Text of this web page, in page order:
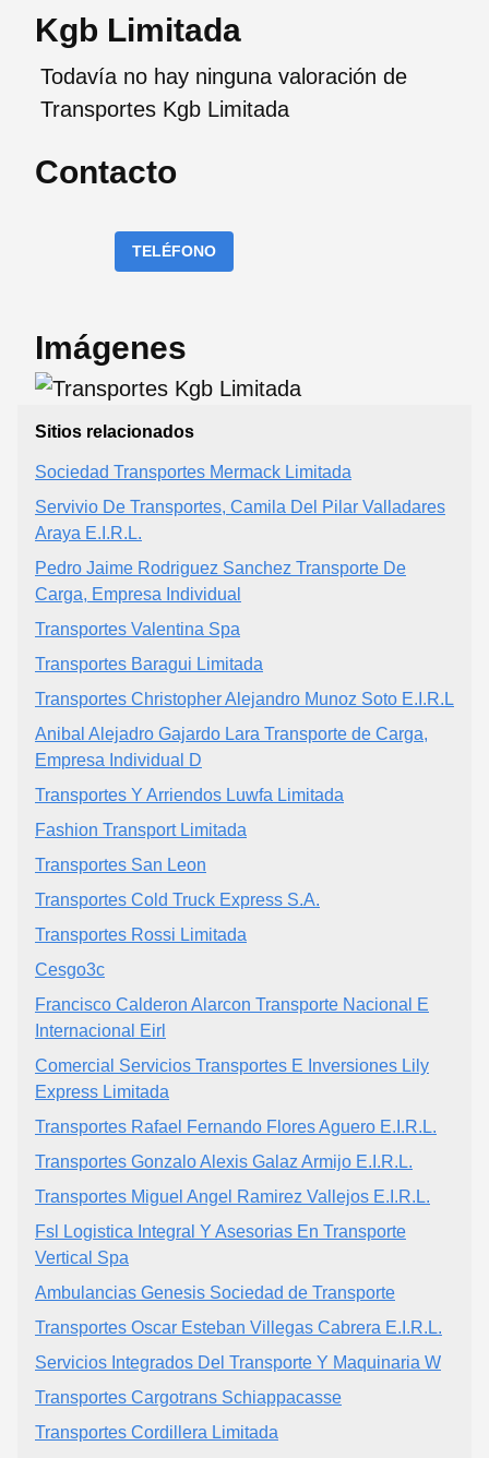
Kgb Limitada
Todavía no hay ninguna valoración de
Transportes Kgb Limitada
Contacto
TELÉFONO
Imágenes
Sitios relacionados
Sociedad Transportes Mermack Limitada
Servivio De Transportes, Camila Del Pilar Valladares
Araya E.I.R.L.
Pedro Jaime Rodriguez Sanchez Transporte De
Carga, Empresa Individual
Transportes Valentina Spa
Transportes Baragui Limitada
Transportes Christopher Alejandro Munoz Soto E.I.R.L
Anibal Alejadro Gajardo Lara Transporte de Carga,
Empresa Individual D
Transportes Y Arriendos Luwfa Limitada
Fashion Transport Limitada
Transportes San Leon
Transportes Cold Truck Express S.A.
Transportes Rossi Limitada
Cesgo3c
Francisco Calderon Alarcon Transporte Nacional E
Internacional Eirl
Comercial Servicios Transportes E Inversiones Lily
Express Limitada
Transportes Rafael Fernando Flores Aguero E.I.R.L.
Transportes Gonzalo Alexis Galaz Armijo E.I.R.L.
Transportes Miguel Angel Ramirez Vallejos E.I.R.L.
Fsl Logistica Integral Y Asesorias En Transporte
Vertical Spa
Ambulancias Genesis Sociedad de Transporte
Transportes Oscar Esteban Villegas Cabrera E.I.R.L.
Servicios Integrados Del Transporte Y Maquinaria W
Transportes Cargotrans Schiappacasse
Transportes Cordillera Limitada